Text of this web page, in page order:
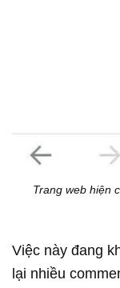
Trang web hiện
Việc này đang
lại nhiều